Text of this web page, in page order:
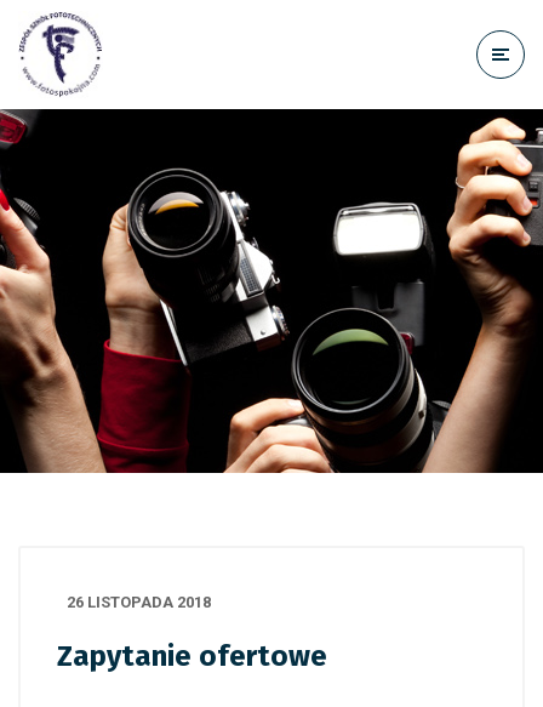
treści
26 LISTOPADA 2018
Zapytanie ofertowe